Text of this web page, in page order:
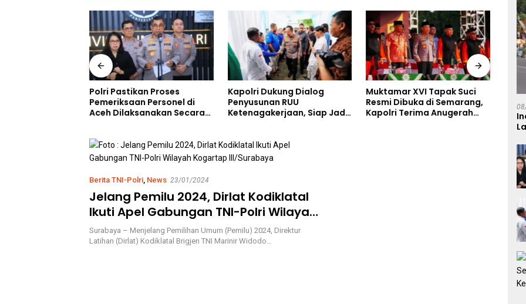
Polri Pastikan Proses
Pemeriksaan Personel di
Aceh Dilaksanakan Secara
Kapolri Dukung Dialog
Penyusunan RUU
Ketenagakerjaan, Siap Jadi
Muktamar XVI Tapak Suci
Resmi Dibuka di Semarang,
Kapolri Terima Anugerah
Berita TNI-Polri, News 23/01/2024
Jelang Pemilu 2024, Dirlat Kodiklatal
Ikuti Apel Gabungan TNI-Polri Wilayah
Kogartap III/Surabaya
Surabaya – Menjelang Pemilihan Umum (Pemilu) 2024, Direktur
Latihan (Dirlat) Kodiklatal Brigjen TNI Marinir Widodo…